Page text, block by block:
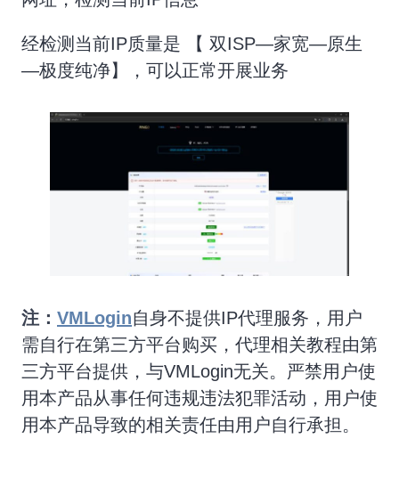
经检测当前IP质量是 【 双ISP—家宽—原生
—极度纯净】，可以正常开展业务
注： VMLogin自身不提供IP代理服务，用户
需自行在第三方平台购买，代理相关教程由第
三方平台提供，与VMLogin无关。严禁用户使
用本产品从事任何违规违法犯罪活动，用户使
用本产品导致的相关责任由用户自行承担。